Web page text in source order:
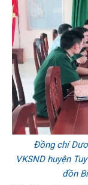
Đồng chí
VKSND huyện
đồn